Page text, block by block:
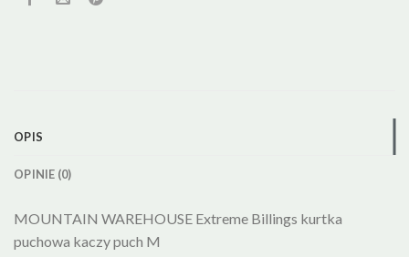
OPIS
OPINIE (0)
MOUNTAIN WAREHOUSE Extreme Billings kurtka
puchowa kaczy puch M